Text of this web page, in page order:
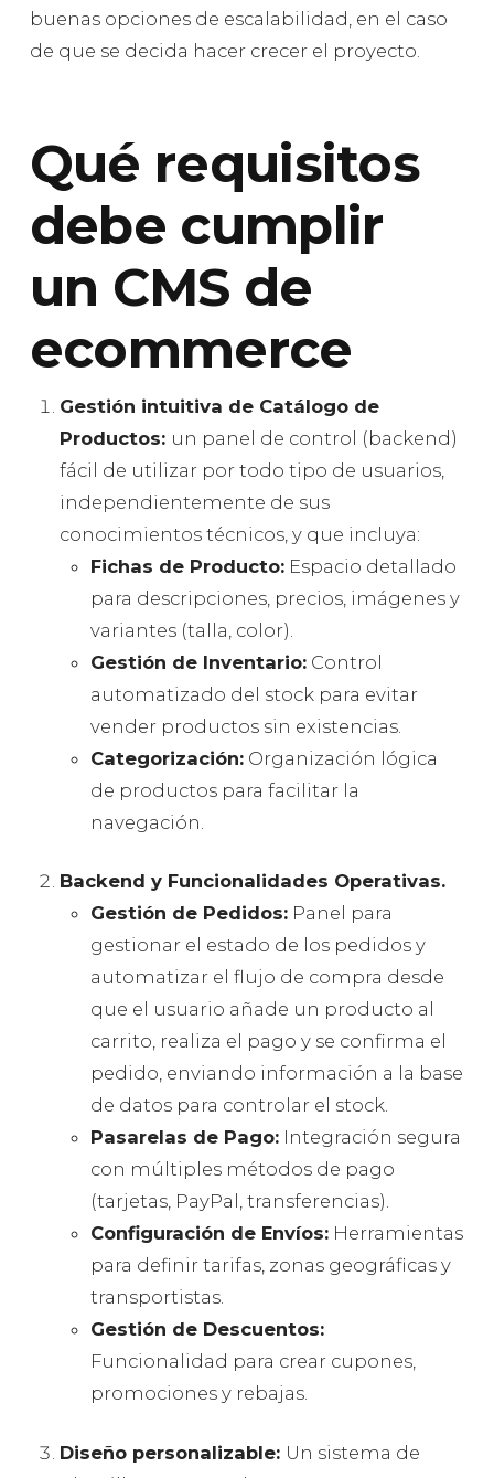
buenas opciones de escalabilidad, en el caso
de que se decida hacer crecer el proyecto.
Qué requisitos
debe cumplir
un CMS de
ecommerce
Gestión intuitiva de Catálogo de
Productos: un panel de control (backend)
fácil de utilizar por todo tipo de usuarios,
independientemente de sus
conocimientos técnicos, y que incluya:
Fichas de Producto:Espacio detallado
para descripciones, precios, imágenes y
variantes (talla, color).
Gestión de Inventario:Control
automatizado del stock para evitar
vender productos sin existencias.
Categorización:Organización lógica
de productos para facilitar la
navegación.
Backend y Funcionalidades Operativas.
Gestión de Pedidos:Panel para
gestionar el estado de los pedidos y
automatizar el flujo de compra desde
que el usuario añade un producto al
carrito, realiza el pago y se confirma el
pedido, enviando información a la base
de datos para controlar el stock.
Pasarelas de Pago:Integración segura
con múltiples métodos de pago
(tarjetas, PayPal, transferencias).
Configuración de Envíos:Herramientas
para definir tarifas, zonas geográficas y
transportistas.
Gestión de Descuentos:
Funcionalidad para crear cupones,
promociones y rebajas.
Diseño personalizable: Un sistema de